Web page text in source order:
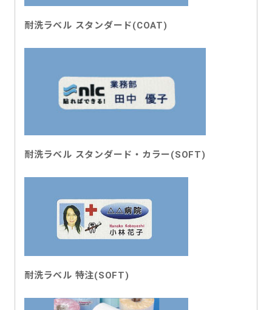
耐洗ラベル スタンダード(COAT)
耐洗ラベル スタンダード・カラー(SOFT)
耐洗ラベル 特注(SOFT)